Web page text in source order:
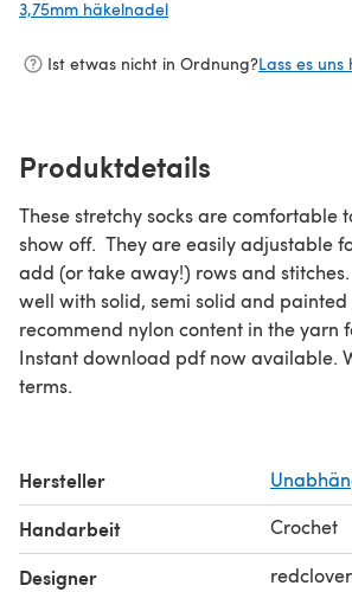
3,75mm häkelnadel
Ist etwas nicht in Ordnung?Lass es uns
Produktdetails
These stretchy socks are comfortable
show off. They are easily adjustable
add (or take away!) rows and
well with solid, semi solid and
recommend nylon content in the yarn
Instant download pdf now available.
terms.
Hersteller
Handarbeit Crochet
Designer